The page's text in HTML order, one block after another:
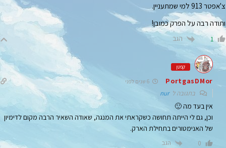
צ'אפטר 913 למי שמתעניין.
ותודה רבה על הפרק כמובן!
1 הגב
קפטן
PortgasDMor
בתגובה לnur
אין בעד מה 🙂
וכן, גם לי הייתה תחושה כשקראתי את המנגה, שאודה השאיר הרבה מקום לדימיון
של האנימטורים בתחילת הארק.
0 הגב